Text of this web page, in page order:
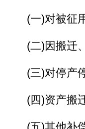
(一)对被征
(二)因搬迁、
(三)对停产停
(四)资产搬迁